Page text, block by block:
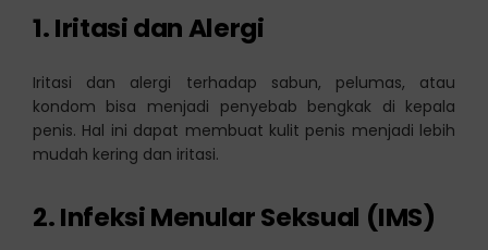
1. Iritasi dan Alergi
Iritasi dan alergi terhadap sabun, pelumas, atau
kondom bisa menjadi penyebab bengkak di kepala
penis. Hal ini dapat membuat kulit penis menjadi lebih
mudah kering dan iritasi.
2. Infeksi Menular Seksual (IMS)